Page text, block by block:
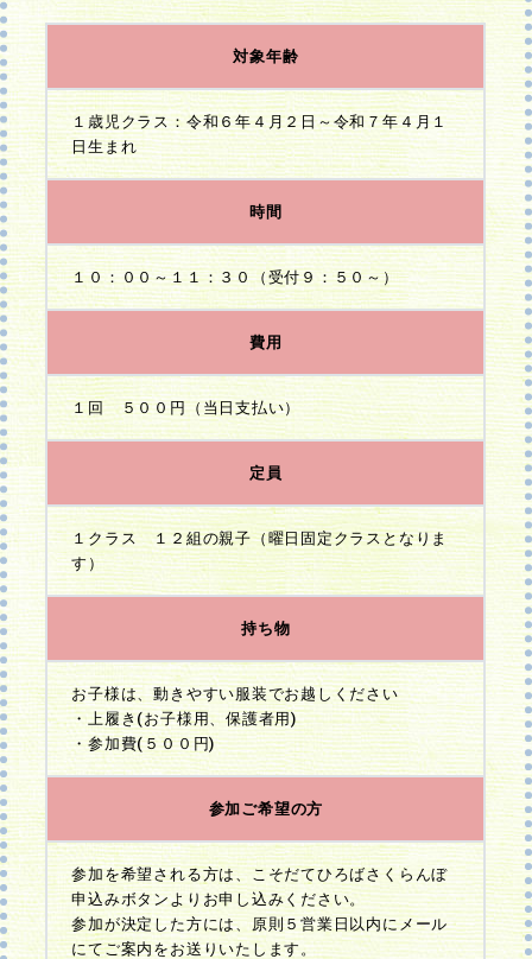
対象年齢
１歳児クラス：令和６年４月２日～令和７年４月１
日生まれ
時間
１０：００～１１：３０（受付９：５０～）
費用
１回 ５００円（当日支払い）
定員
１クラス １２組の親子（曜日固定クラスとなりま
す）
持ち物
お子様は、動きやすい服装でお越しください
・上履き(お子様用、保護者用)
・参加費(５００円)
参加ご希望の方
参加を希望される方は、こそだてひろばさくらんぼ
申込みボタンよりお申し込みください。
参加が決定した方には、原則５営業日以内にメール
にてご案内をお送りいたします。